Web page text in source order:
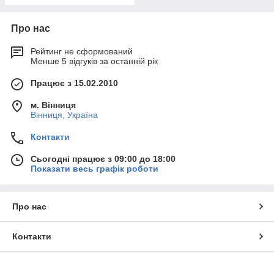
Про нас
Рейтинг не сформований
Менше 5 відгуків за останній рік
Працює з 15.02.2010
м. Вінниця
Вінниця, Україна
Контакти
Сьогодні працює з 09:00 до 18:00
Показати весь графік роботи
Про нас
Контакти